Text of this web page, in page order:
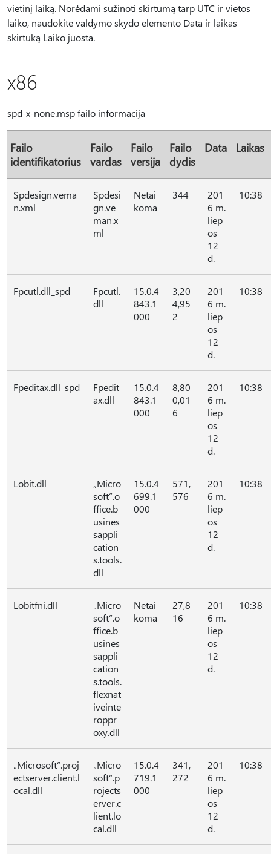
vietinį laiką. Norėdami sužinoti skirtumą tarp UTC ir vietos
laiko, naudokite valdymo skydo elemento Data ir laikas
skirtuką Laiko juosta.
x86
spd-x-none.msp failo informacija
Failo
identifikatorius
Failo
vardas
Failo
versija
Failo
dydis
Data Laikas
Spdesign.vema
n.xml
Spdesi
gn.ve
man.x
ml
Netai
koma
344
201
6 m.
liep
os
12
d.
10:38
Fpcutl.dll_spd
Fpcutl.
dll
15.0.4
843.1
000
3,20
4,95
2
201
6 m.
liep
os
12
d.
10:38
Fpeditax.dll_spd
Fpedit
ax.dll
15.0.4
843.1
000
8,80
0,01
6
201
6 m.
liep
os
12
d.
10:38
Lobit.dll
„Micro
soft“.o
ffice.b
usines
sappli
cation
s.tools.
dll
15.0.4
699.1
000
571,
576
201
6 m.
liep
os
12
d.
10:38
Lobitfni.dll
„Micro
soft“.o
ffice.b
usines
sappli
cation
s.tools.
flexnat
iveinte
roppr
oxy.dll
Netai
koma
27,8
16
201
6 m.
liep
os
12
d.
10:38
„Microsoft“.proj
ectserver.client.l
ocal.dll
„Micro
soft“.p
rojects
erver.c
lient.lo
cal.dll
15.0.4
719.1
000
341,
272
201
6 m.
liep
os
12
d.
10:38